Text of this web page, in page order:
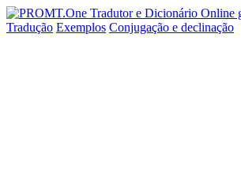
Tradução Exemplos Conjugação e declinação